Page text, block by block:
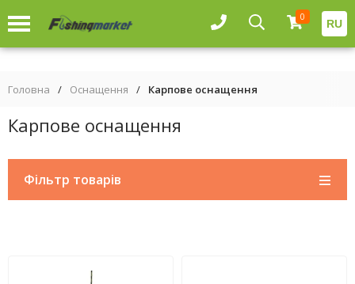
0
RU
Головна / Оснащення / Карпове оснащення
Карпове оснащення
Фільтр товарів